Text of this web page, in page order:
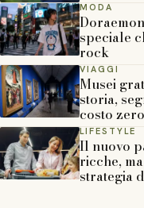
MODA
speciale
rock
VIAGGI
Musei
storia,
costo zero
LIFESTYLE
Il nuovo
ricche,
strategia